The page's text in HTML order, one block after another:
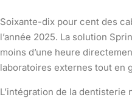
Soixante-dix pour cent des
l’année 2025. La solution
moins d’une heure
laboratoires externes tout en
L’intégration de la